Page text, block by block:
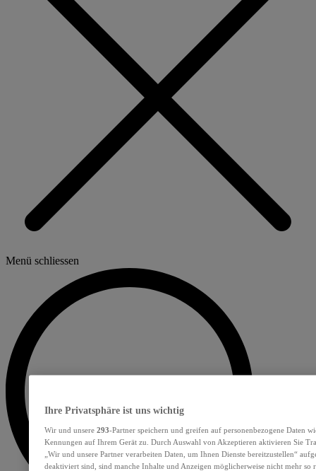
Menü schliessen
Ihre Privatsphäre ist uns wichtig
Wir und unsere 293-Partner speichern und greifen auf personenbezogene Daten
Kennungen auf Ihrem Gerät zu. Durch Auswahl von Akzeptieren aktivieren Sie
„Wir und unsere Partner verarbeiten Daten, um Ihnen Dienste bereitzustellen“
deaktiviert sind, sind manche Inhalte und Anzeigen möglicherweise nicht mehr so